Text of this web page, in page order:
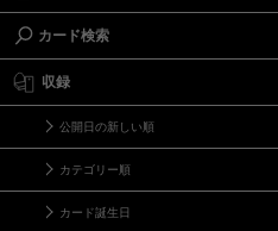
カード検索
収録
公開日の新しい順
カテゴリー順
カード誕生日